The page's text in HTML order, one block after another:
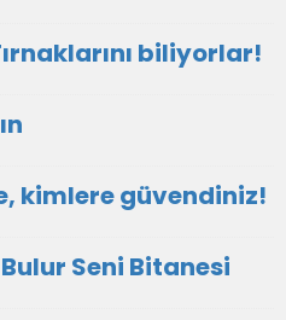
biliyorlar!
kimlere güvendiniz!
Seni Bitanesi